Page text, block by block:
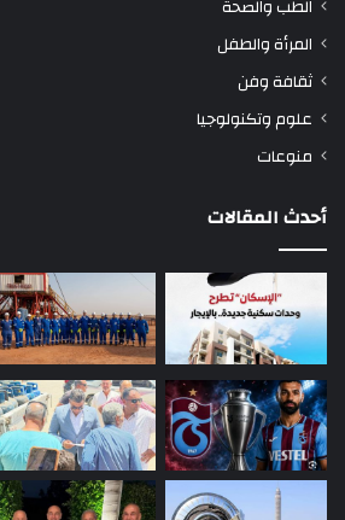
الطب والصحة
المرأة والطفل
ثقافة وفن
علوم وتكنولوجيا
منوعات
أحدث المقالات